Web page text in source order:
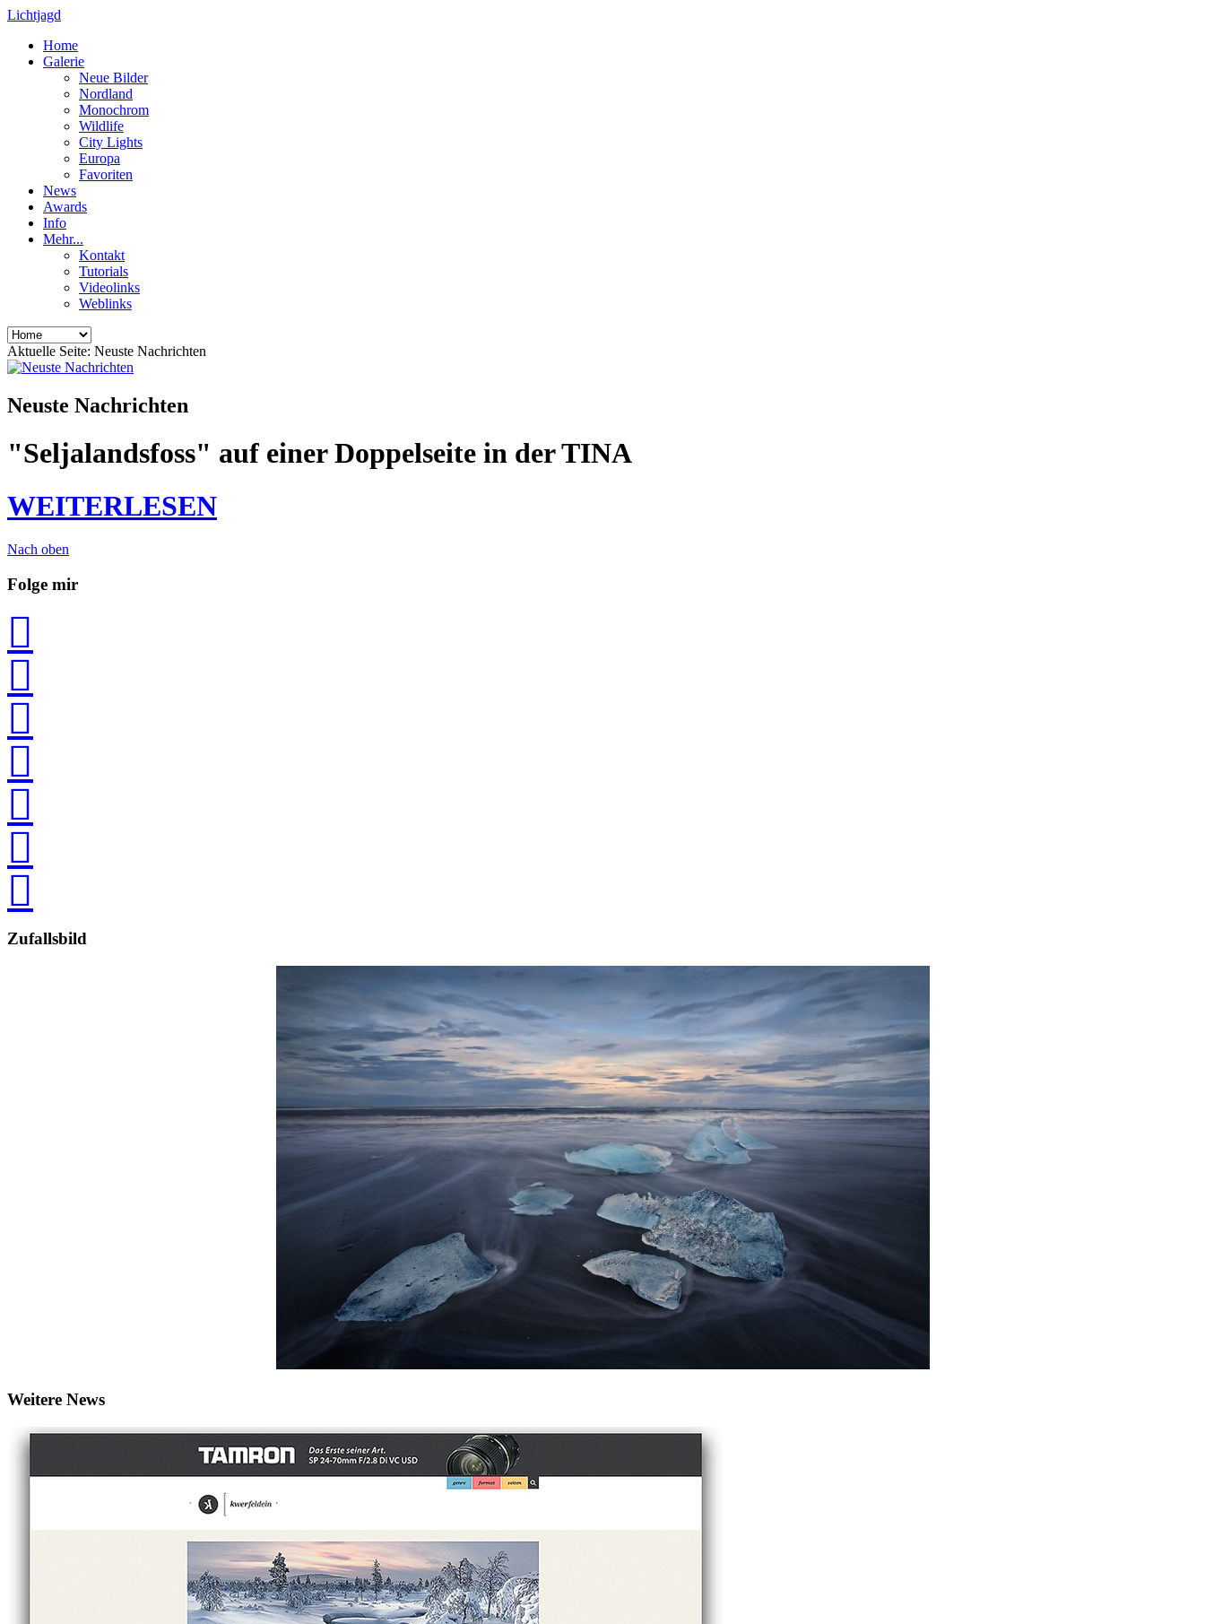
Lichtjagd
Home
Galerie
Neue Bilder
Nordland
Monochrom
Wildlife
City Lights
Europa
Favoriten
News
Awards
Info
Mehr...
Kontakt
Tutorials
Videolinks
Weblinks
Aktuelle Seite: Neuste Nachrichten
Neuste Nachrichten
"Seljalandsfoss" auf einer Doppelseite in der TINA
WEITERLESEN
Nach oben
Folge mir







Zufallsbild
Weitere News